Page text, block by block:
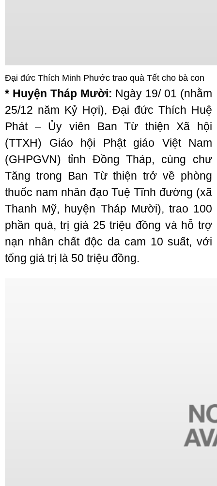
Đại đức Thích Minh Phước trao quà Tết cho bà con
* Huyện Tháp Mười: Ngày 19/ 01 (nhằm
25/12 năm Kỷ Hợi), Đại đức Thích Huệ
Phát – Ủy viên Ban Từ thiện Xã hội
(TTXH) Giáo hội Phật giáo Việt Nam
(GHPGVN) tỉnh Đồng Tháp, cùng chư
Tăng trong Ban Từ thiện trở về phòng
thuốc nam nhân đạo Tuệ Tĩnh đường (xã
Thanh Mỹ, huyện Tháp Mười), trao 100
phần quà, trị giá 25 triệu đồng và hỗ trợ
nạn nhân chất độc da cam 10 suất, với
tổng giá trị là 50 triệu đồng.